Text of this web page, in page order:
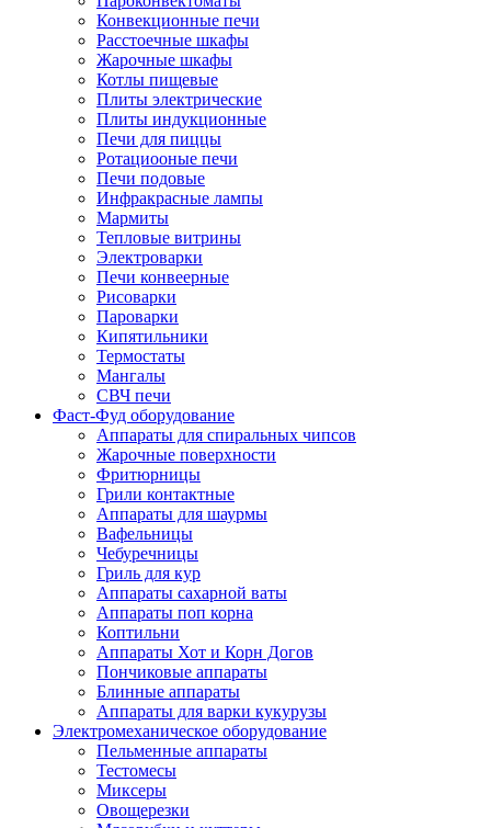
Конвекционные печи
Расстоечные шкафы
Жарочные шкафы
Котлы пищевые
Плиты электрические
Плиты индукционные
Печи для пиццы
Ротациооные печи
Печи подовые
Инфракрасные лампы
Мармиты
Тепловые витрины
Электроварки
Печи конвеерные
Рисоварки
Пароварки
Кипятильники
Термостаты
Мангалы
СВЧ печи
Фаст-Фуд оборудование
Аппараты для спиральных чипсов
Жарочные поверхности
Фритюрницы
Грили контактные
Аппараты для шаурмы
Вафельницы
Чебуречницы
Гриль для кур
Аппараты сахарной ваты
Аппараты поп корна
Коптильни
Аппараты Хот и Корн Догов
Пончиковые аппараты
Блинные аппараты
Аппараты для варки кукурузы
Электромеханическое оборудование
Пельменные аппараты
Тестомесы
Миксеры
Овощерезки